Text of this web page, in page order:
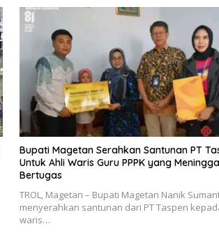
Bupati Magetan Serahkan Santunan PT
Untuk Ahli Waris Guru PPPK yang
Bertugas
TROL, Magetan – Bupati Magetan Nanik
menyerahkan santunan dari PT Taspen
waris…